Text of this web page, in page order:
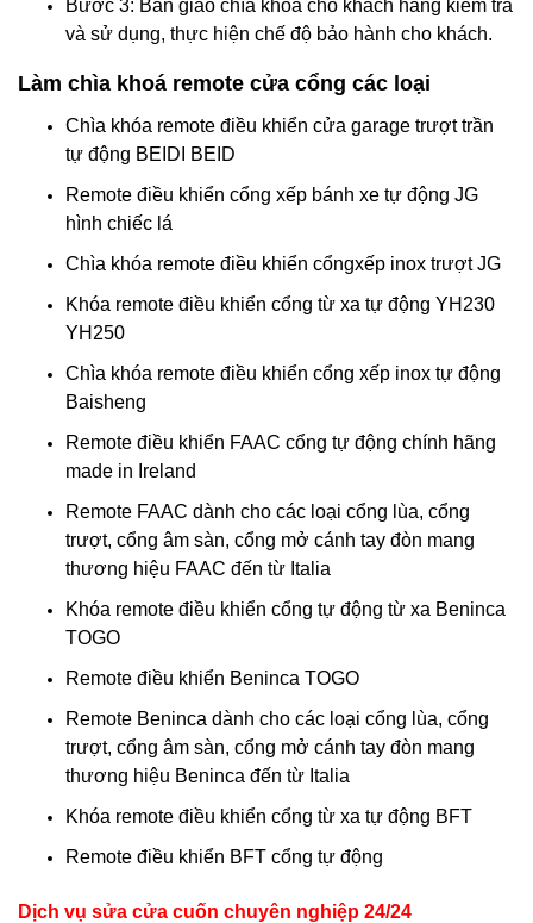
Bước 3: Bàn giao chìa khóa cho khách hàng kiểm tra
và sử dụng, thực hiện chế độ bảo hành cho khách.
Làm chìa khoá remote cửa cổng các loại
Chìa khóa remote điều khiển cửa garage trượt trần
tự động BEIDI BEID
Remote điều khiển cổng xếp bánh xe tự động JG
hình chiếc lá
Chìa khóa remote điều khiển cổngxếp inox trượt JG
Khóa remote điều khiển cổng từ xa tự động YH230
YH250
Chìa khóa remote điều khiển cổng xếp inox tự động
Baisheng
Remote điều khiển FAAC cổng tự động chính hãng
made in Ireland
Remote FAAC dành cho các loại cổng lùa, cổng
trượt, cổng âm sàn, cổng mở cánh tay đòn mang
thương hiệu FAAC đến từ Italia
Khóa remote điều khiển cổng tự động từ xa Beninca
TOGO
Remote điều khiển Beninca TOGO
Remote Beninca dành cho các loại cổng lùa, cổng
trượt, cổng âm sàn, cổng mở cánh tay đòn mang
thương hiệu Beninca đến từ Italia
Khóa remote điều khiển cổng từ xa tự động BFT
Remote điều khiển BFT cổng tự động
Dịch vụ sửa cửa cuốn chuyên nghiệp 24/24